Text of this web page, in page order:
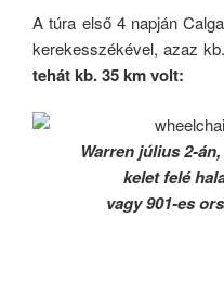
A túra első 4 napján
kerekesszékével, azaz
tehát kb. 35 km volt:
Warren július 2-
kelet felé
vagy 901-es